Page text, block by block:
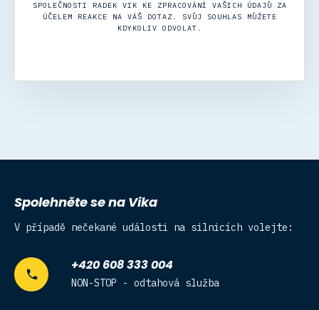
SPOLEČNOSTI RADEK VIK KE ZPRACOVÁNÍ VAŠICH ÚDAJŮ ZA
ÚČELEM REAKCE NA VÁŠ DOTAZ. SVŮJ SOUHLAS MŮŽETE
KDYKOLIV ODVOLAT.
Spolehněte se na Vika
V případě nečekané události na silnicích volejte:
+420 608 333 004
NON-STOP - odtahová služba